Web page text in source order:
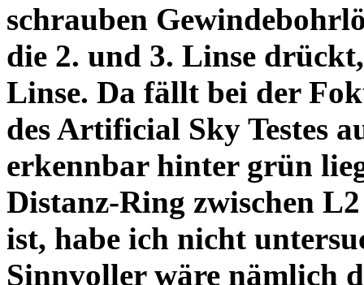
schrauben
die 2. und 3. Linse
Linse. Da fällt bei der
des Artificial Sky Testes
erkennbar hinter grün
Distanz-Ring zwischen
ist, habe ich nicht
Sinnvoller wäre nämlich